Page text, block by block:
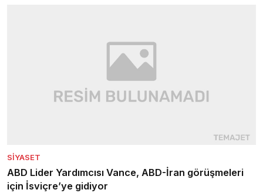
SIYASET
ABD Lider Yardımcısı Vance, ABD-İran görüşmeleri
için İsviçre’ye gidiyor